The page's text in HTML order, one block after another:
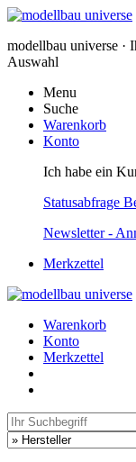
modellbau universe ·
Auswahl
Menu
Suche
Warenkorb
Konto
Ich habe ein
Statusabfrage
Newsletter -
Merkzettel
Warenkorb
Konto
Merkzettel